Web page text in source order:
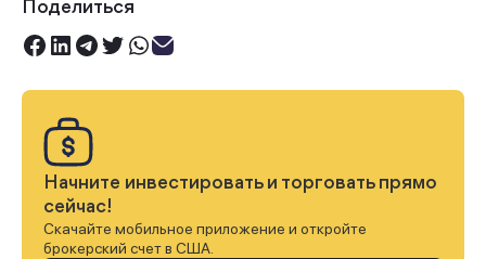
Поделиться
Начните инвестировать и торговать прямо
сейчас!
Скачайте мобильное приложение и откройте
брокерский счет в США.